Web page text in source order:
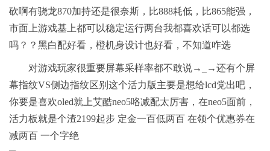
砍啊有骁龙870加持还是很奈斯，比888耗低，比865能强，
市面上游戏基上都可以稳定运行两台我都喜欢话可以都选
吗？？黑白配好看，橙机身设计也好看，不知道咋选
对游戏玩家很重要屏幕采样率都不敢说→_→还有个屏
幕指纹VS侧边指纹区别这个活力版主要是想给lcd党出吧，
你要是喜欢oled就上艾酷neo5咯减配太厉害，在neo5面前，
活力板就是个渣2199起步 定金一百低两百 在领个优惠券在
减两百 一个字绝